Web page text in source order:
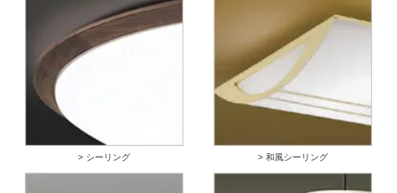
> シーリング > 和風シーリング